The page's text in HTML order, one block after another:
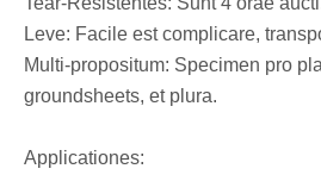
Leve: Facile est complicare,
Multi-propositum: Specimen pro
groundsheets, et plura.
Applicationes: